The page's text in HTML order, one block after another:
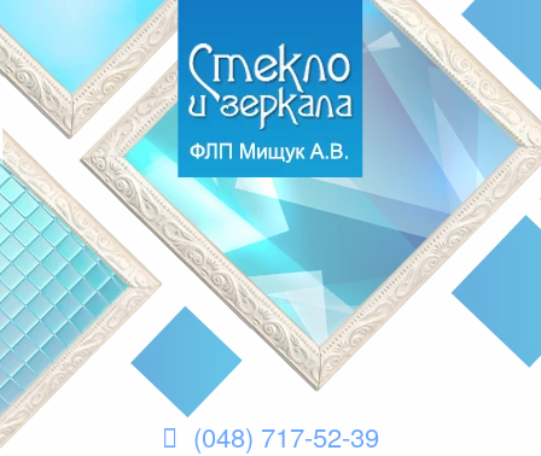
(048) 717-52-39